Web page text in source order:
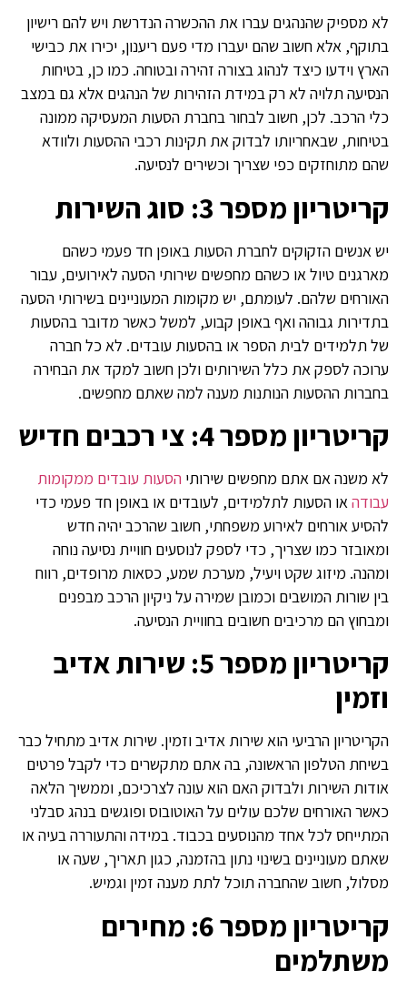
לא מספיק שהנהגים עברו את ההכשרה הנדרשת ויש להם רישיון
בתוקף, אלא חשוב שהם יעברו מדי פעם ריענון, יכירו את כבישי
הארץ וידעו כיצד לנהוג בצורה זהירה ובטוחה. כמו כן, בטיחות
הנסיעה תלויה לא רק במידת הזהירות של הנהגים אלא גם במצב
כלי הרכב. לכן, חשוב לבחור בחברת הסעות המעסיקה ממונה
בטיחות, שבאחריותו לבדוק את תקינות רכבי ההסעות ולוודא
שהם מתוחזקים כפי שצריך וכשירים לנסיעה.
קריטריון מספר 3: סוג השירות
יש אנשים הזקוקים לחברת הסעות באופן חד פעמי כשהם
מארגנים טיול או כשהם מחפשים שירותי הסעה לאירועים, עבור
האורחים שלהם. לעומתם, יש מקומות המעוניינים בשירותי הסעה
בתדירות גבוהה ואף באופן קבוע, למשל כאשר מדובר בהסעות
של תלמידים לבית הספר או בהסעות עובדים. לא כל חברה
ערוכה לספק את כלל השירותים ולכן חשוב למקד את הבחירה
בחברות ההסעות הנותנות מענה למה שאתם מחפשים.
קריטריון מספר 4: צי רכבים חדיש
לא משנה אם אתם מחפשים שירותי הסעות עובדים ממקומות
עבודהאו הסעות לתלמידים, לעובדים או באופן חד פעמי כדי
להסיע אורחים לאירוע משפחתי, חשוב שהרכב יהיה חדש
ומאובזר כמו שצריך, כדי לספק לנוסעים חוויית נסיעה נוחה
ומהנה. מיזוג שקט ויעיל, מערכת שמע, כסאות מרופדים, רווח
בין שורות המושבים וכמובן שמירה על ניקיון הרכב מבפנים
ומבחוץ הם מרכיבים חשובים בחוויית הנסיעה.
קריטריון מספר 5: שירות אדיב
וזמין
הקריטריון הרביעי הוא שירות אדיב וזמין. שירות אדיב מתחיל כבר
בשיחת הטלפון הראשונה, בה אתם מתקשרים כדי לקבל פרטים
אודות השירות ולבדוק האם הוא עונה לצרכיכם, וממשיך הלאה
כאשר האורחים שלכם עולים על האוטובוס ופוגשים בנהג סבלני
המתייחס לכל אחד מהנוסעים בכבוד. במידה והתעוררה בעיה או
שאתם מעוניינים בשינוי נתון בהזמנה, כגון תאריך, שעה או
מסלול, חשוב שהחברה תוכל לתת מענה זמין וגמיש.
קריטריון מספר 6: מחירים
משתלמים